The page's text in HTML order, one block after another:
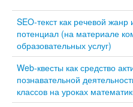
SEO-текст как речевой жанр
потенциал (на материале
образовательных услуг)
Web-квесты как средство
познавательной
классов на уроках